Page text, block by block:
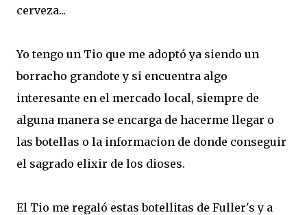
cerveza...
Yo tengo un Tio que me adoptó ya siendo un
borracho grandote y si encuentra algo
interesante en el mercado local, siempre de
alguna manera se encarga de hacerme llegar o
las botellas o la informacion de donde conseguir
el sagrado elixir de los dioses.
El Tio me regaló estas botellitas de Fuller's y a